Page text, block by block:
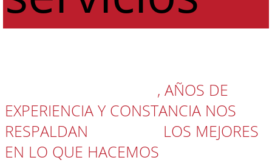
, AÑOS DE
EXPERIENCIA Y CONSTANCIA NOS
RESPALDAN
LOS MEJORES
EN LO QUE HACEMOS